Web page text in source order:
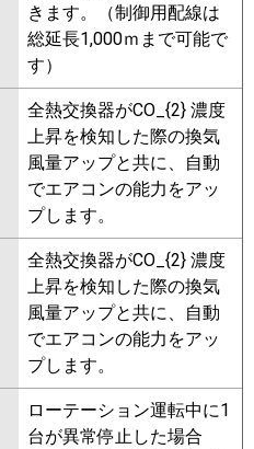
きます。（制御用配線は
総延長1,000ｍまで可能で
す）
全熱交換器がCO_{2} 濃度
上昇を検知した際の換気
風量アップと共に、自動
でエアコンの能力をアッ
プします。
全熱交換器がCO_{2} 濃度
上昇を検知した際の換気
風量アップと共に、自動
でエアコンの能力をアッ
プします。
ローテーション運転中に1
台が異常停止した場合